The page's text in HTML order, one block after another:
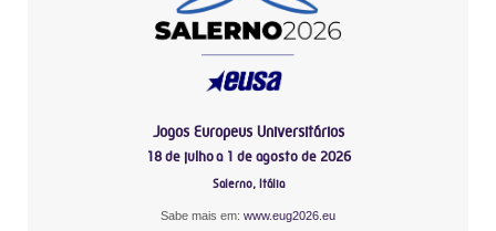
Jogos Europeus Universitários
18 de julho a 1 de agosto de 2026
Salerno, Itália
Sabe mais em: www.eug2026.eu